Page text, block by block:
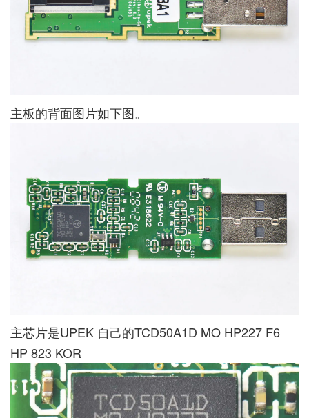
主板的背面图片如下图。
主芯片是UPEK 自己的TCD50A1D MO HP227 F6
HP 823 KOR